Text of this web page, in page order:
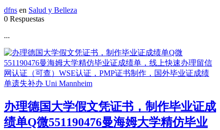
dfns en Salud y Belleza
0 Respuestas
...
办理德国大学假文凭证书，制作毕业证成
绩单Q微551190476曼海姆大学精仿毕业